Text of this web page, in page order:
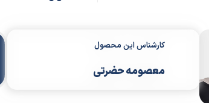
کارشناس این محصول
معصومه حضرتی